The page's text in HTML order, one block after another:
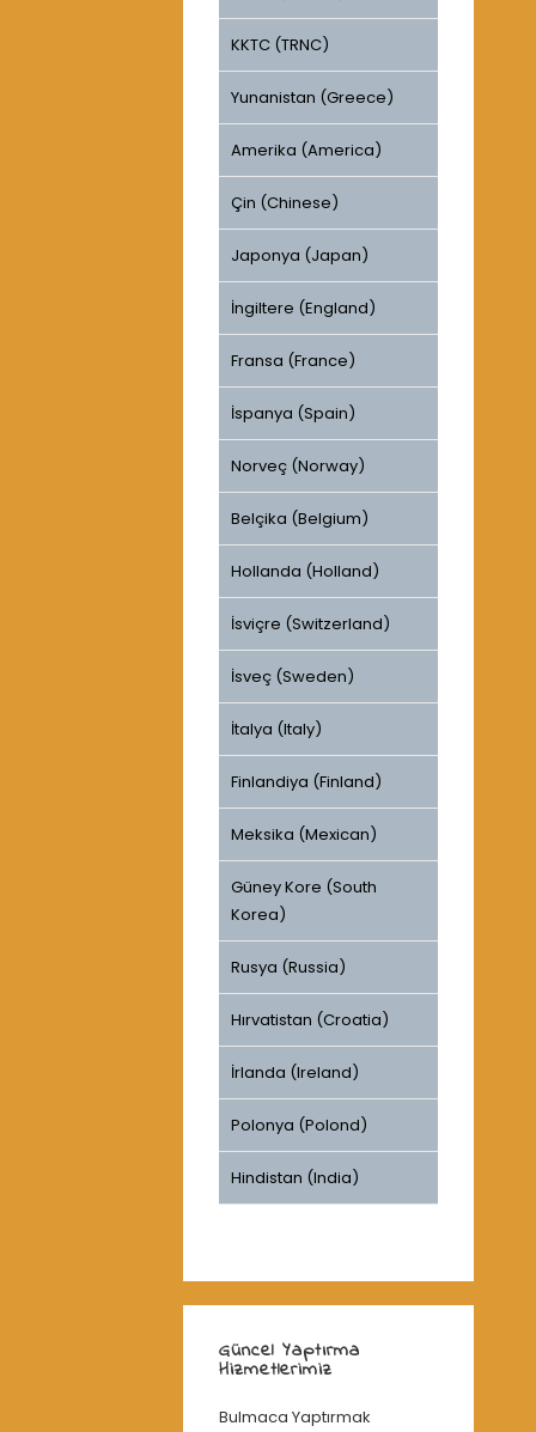
KKTC (TRNC)
Yunanistan (Greece)
Amerika (America)
Çin (Chinese)
Japonya (Japan)
İngiltere (England)
Fransa (France)
İspanya (Spain)
Norveç (Norway)
Belçika (Belgium)
Hollanda (Holland)
İsviçre (Switzerland)
İsveç (Sweden)
İtalya (Italy)
Finlandiya (Finland)
Meksika (Mexican)
Güney Kore (South
Korea)
Rusya (Russia)
Hırvatistan (Croatia)
İrlanda (Ireland)
Polonya (Polond)
Hindistan (India)
Güncel Yaptırma
Hizmetlerimiz
Bulmaca Yaptırmak